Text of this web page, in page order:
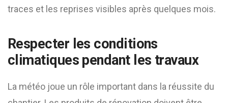
traces et les reprises visibles après quelques mois.
Respecter les conditions
climatiques pendant les travaux
La météo joue un rôle important dans la réussite du